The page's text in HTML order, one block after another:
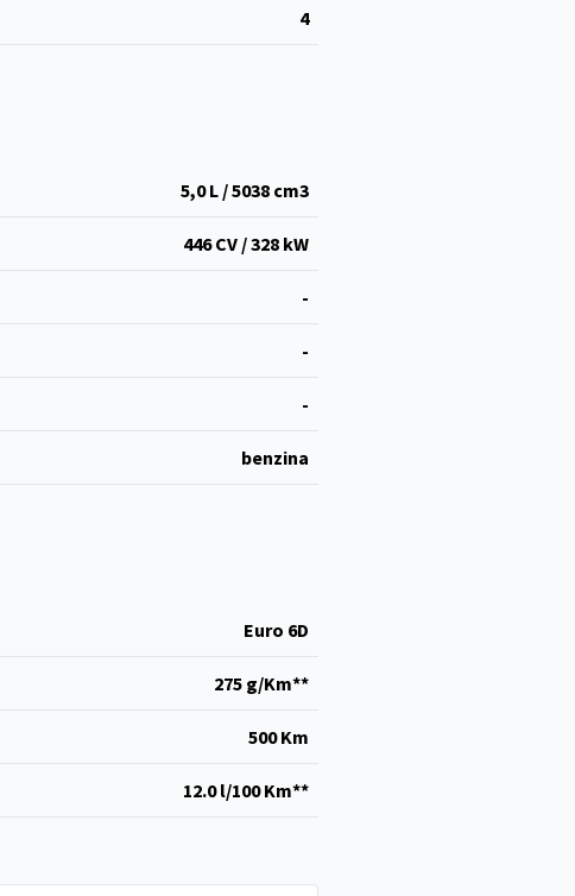
4
5,0 L / 5038 cm3
446 CV / 328 kW
-
-
-
benzina
Euro 6D
275 g/Km**
500 Km
12.0 l/100 Km**